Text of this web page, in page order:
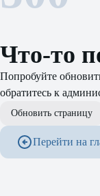
Что-то
Попробуйте
обратитесь к
Обновить страницу
Перейти на